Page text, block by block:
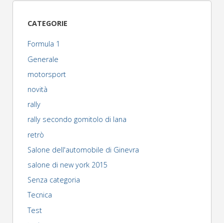
CATEGORIE
Formula 1
Generale
motorsport
novità
rally
rally secondo gomitolo di lana
retrò
Salone dell'automobile di Ginevra
salone di new york 2015
Senza categoria
Tecnica
Test